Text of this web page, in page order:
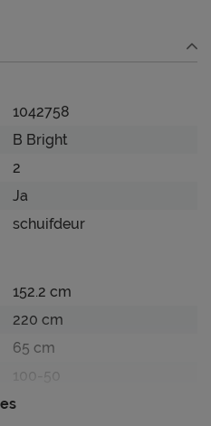
1042758
B Bright
2
Ja
schuifdeur
152.2 cm
220 cm
65 cm
100-50
152.2 x 220 x 65 cm